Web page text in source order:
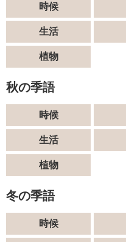
時候
生活
植物
秋の季語
時候
生活
植物
冬の季語
時候